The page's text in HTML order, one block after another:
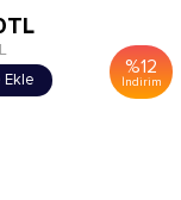
%12
İndirim
TL